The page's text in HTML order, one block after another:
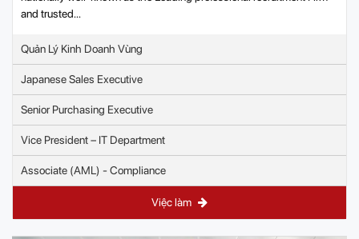
and trusted...
Quản Lý Kinh Doanh Vùng
Japanese Sales Executive
Senior Purchasing Executive
Vice President – IT Department
Associate (AML) - Compliance
Việc làm